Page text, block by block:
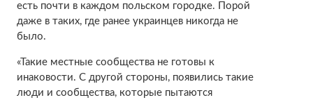
есть почти в каждом польском городке. Порой
даже в таких, где ранее украинцев никогда не
было.
«Такие местные сообщества не готовы к
инаковости. С другой стороны, появились такие
люди и сообщества, которые пытаются